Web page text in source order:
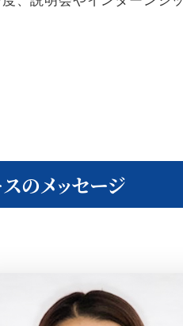
のメッセージ